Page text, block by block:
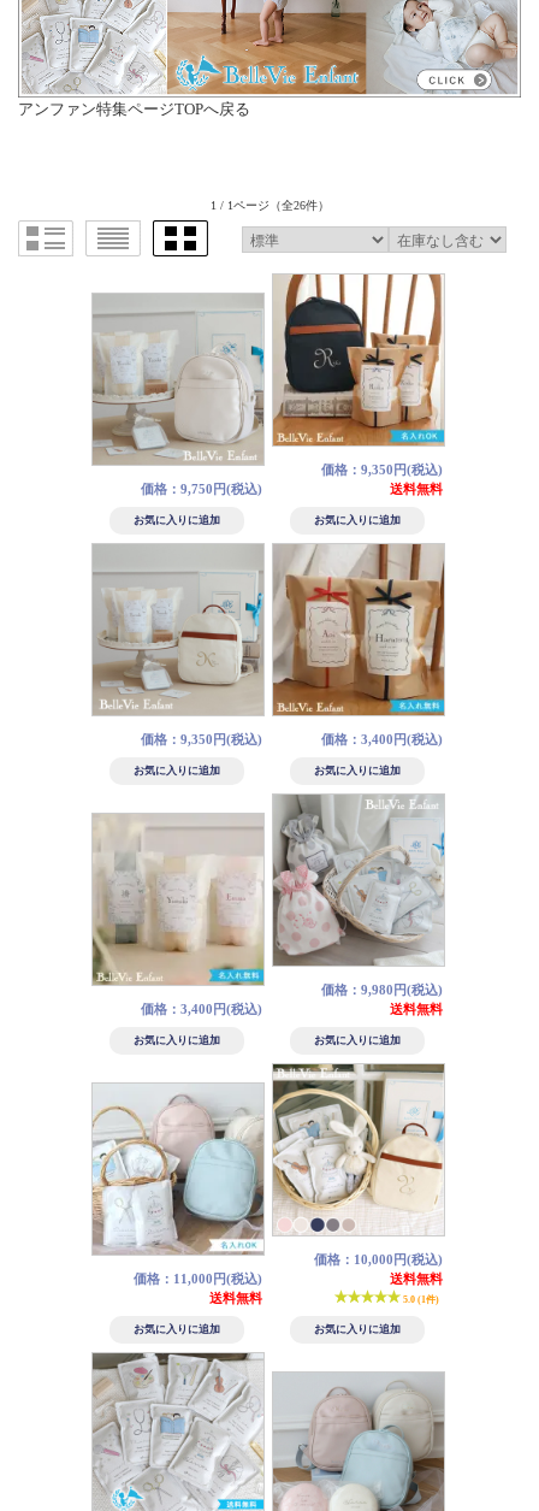
アンファン特集ページTOPへ戻る
1 / 1ページ （全26件）
価格：9,750円(税込)
価格：9,350円(税込)
送料無料
価格：9,350円(税込) 価格：3,400円(税込)
価格：3,400円(税込)
価格：9,980円(税込)
送料無料
価格：11,000円(税込)
送料無料
価格：10,000円(税込)
送料無料
5.0 (1件)